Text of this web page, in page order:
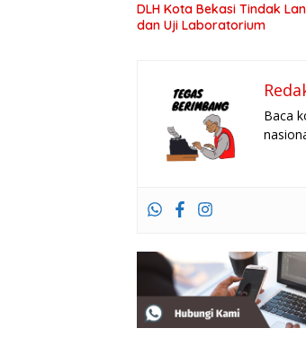
DLH Kota Bekasi Tindak
dan Uji Laboratorium
Baca